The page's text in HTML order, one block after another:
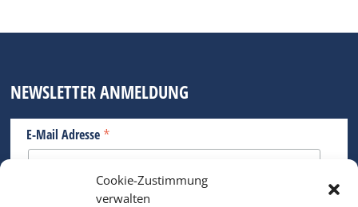
Cookie-Zustimmung
verwalten
NEWSLETTER ANMELDUNG
E-Mail Adresse *
Bitte geben Sie Ihre E-Mail Adresse ein.